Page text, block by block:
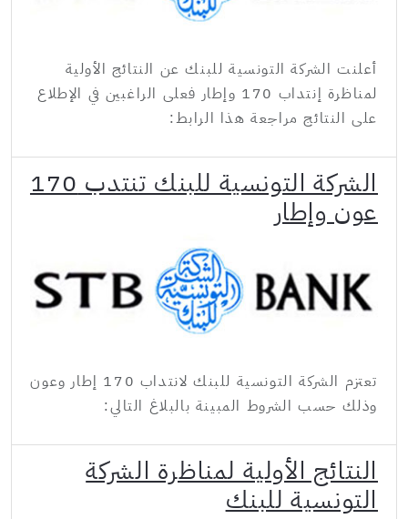
أعلنت الشركة التونسية للبنك عن النتائج الأولية
لمناظرة إنتداب 170 وإطار فعلى الراغبين في الإطلاع
على النتائج مراجعة هذا الرابط:
الشركة التونسية للبنك تنتدب 170
عون وإطار
تعتزم الشركة التونسية للبنك لانتداب 170 إطار وعون
وذلك حسب الشروط المبينة بالبلاغ التالي:
النتائج الأولية لمناظرة الشركة
التونسية للبنك